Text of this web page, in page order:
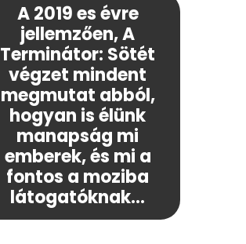
A 2019 es évre
jellemzően, A
Terminátor: Sötét
végzet mindent
megmutat abból,
hogyan is élünk
manapság mi
emberek, és mi a
fontos a moziba
látogatóknak…